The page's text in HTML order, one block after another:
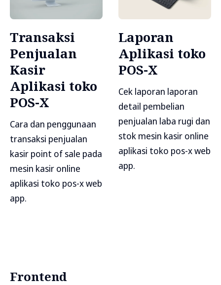
Transaksi
Penjualan
Kasir
Aplikasi toko
POS-X
Cara dan penggunaan
transaksi penjualan
kasir point of sale pada
mesin kasir online
aplikasi toko pos-x web
app.
Laporan
Aplikasi toko
POS-X
Cek laporan laporan
detail pembelian
penjualan laba rugi dan
stok mesin kasir online
aplikasi toko pos-x web
app.
Frontend